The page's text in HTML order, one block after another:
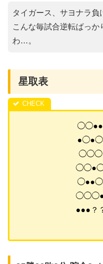
タイガース、サヨナラ負
こんな毎試合逆転ばっか
わ…。
星取表
●●●？